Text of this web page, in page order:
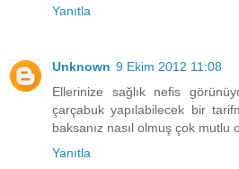
Yanıtla
Unknown 9 Ekim 2012 11:08
Ellerinize sağlık nefis
çarçabuk yapılabilecek bir
baksanız nasıl olmuş çok mutlu
Yanıtla